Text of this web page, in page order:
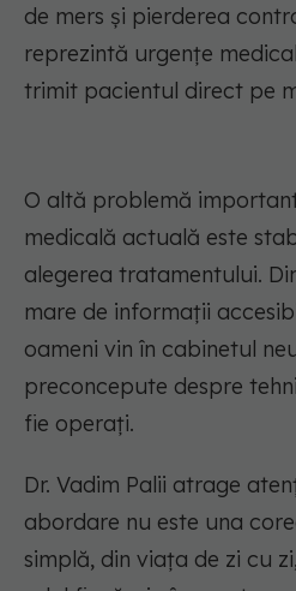
de mers și pierderea
reprezintă urgențe
trimit pacientul direct pe
O altă problemă
medicală actuală este
alegerea tratamentului.
mare de informații
oameni vin în cabinetul
preconcepute despre
fie operați.
Dr. Vadim Palii atrage
abordare nu este una
simplă, din viața de zi cu